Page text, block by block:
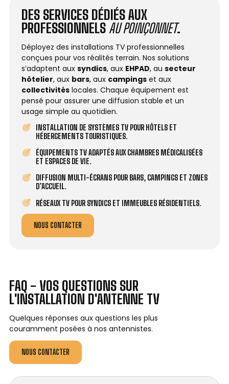
DES SERVICES DÉDIÉS AUX
PROFESSIONNELS AU POINÇONNET.
Déployez des installations TV professionnelles
conçues pour vos réalités terrain. Nos solutions
s’adaptent aux syndics, aux EHPAD, au secteur
hôtelier, aux bars, aux campings et aux
collectivités locales. Chaque équipement est
pensé pour assurer une diffusion stable et un
usage simple au quotidien.
INSTALLATION DE SYSTÈMES TV POUR HÔTELS ET
HÉBERGEMENTS TOURISTIQUES.
ÉQUIPEMENTS TV ADAPTÉS AUX CHAMBRES MÉDICALISÉES
ET ESPACES DE VIE.
DIFFUSION MULTI-ÉCRANS POUR BARS, CAMPINGS ET ZONES
D’ACCUEIL.
RÉSEAUX TV POUR SYNDICS ET IMMEUBLES RÉSIDENTIELS.
NOUS CONTACTER
FAQ - VOS QUESTIONS SUR
L'INSTALLATION D'ANTENNE TV
Quelques réponses aux questions les plus
couramment posées à nos antennistes.
NOUS CONTACTER